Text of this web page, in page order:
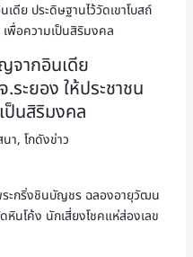
จากอินเดีย
.ระยอง ให้ประชาชน
ป็นสิริมงคล
นา, โกดังข่าว